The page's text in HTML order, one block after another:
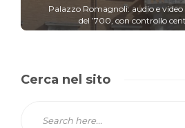
Palazzo Romagnoli: audio e video
del ’700, con controllo
Cerca nel sito